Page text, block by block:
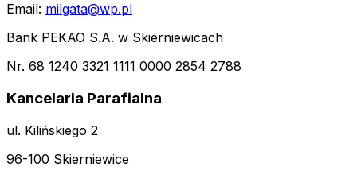
Email: milgata@wp.pl
Bank PEKAO S.A. w Skierniewicach
Nr. 68 1240 3321 1111 0000 2854 2788
Kancelaria Parafialna
ul. Kilińskiego 2
96-100 Skierniewice